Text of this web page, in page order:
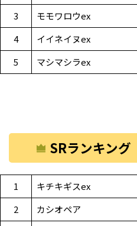
3
モモワロウex
4
イイネイヌex
5
マシマシラex
SRランキング
1 キチキギスex
2
カシオペア